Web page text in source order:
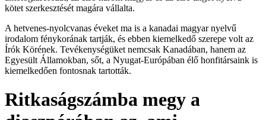
kötet szerkesztését magára vállalta.
A hetvenes-nyolcvanas éveket ma is a kanadai magyar nyelvű
irodalom fénykorának tartják, és ebben kiemelkedő szerepe volt az
Írók Körének. Tevékenységüket nemcsak Kanadában, hanem az
Egyesült Államokban, sőt, a Nyugat-Európában élő honfitársaink is
kiemelkedően fontosnak tartották.
Ritkaságszámba megy a